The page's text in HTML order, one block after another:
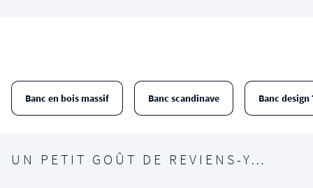
Banc en bois massif Banc scandinave Banc design
UN PETIT GOÛT DE REVIENS-Y…